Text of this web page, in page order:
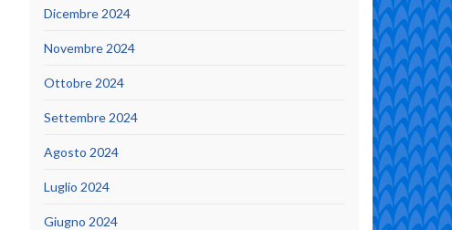
Dicembre 2024
Novembre 2024
Ottobre 2024
Settembre 2024
Agosto 2024
Luglio 2024
Giugno 2024